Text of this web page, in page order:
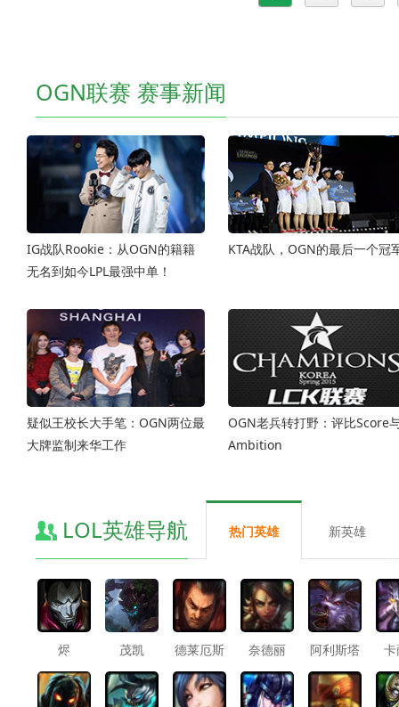
OGN联赛 赛事新闻
IG战队Rookie：从OGN的籍籍
无名到如今LPL最强中单！
KTA战队，OGN的最后一个冠
疑似王校长大手笔：OGN两位最
大牌监制来华工作
OGN老兵转打野：评比Score
Ambition
LOL英雄导航 热门英雄 新英雄
烬 茂凯 德莱厄斯 奈德丽 阿利斯塔